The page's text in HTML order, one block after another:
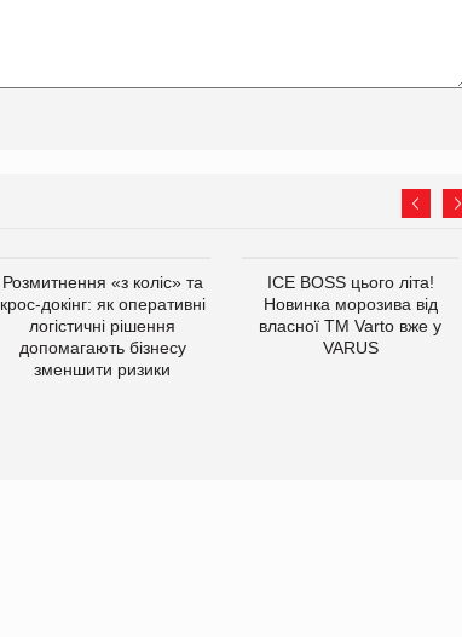
Розмитнення «з коліс» та
крос-докінг: як оперативні
логістичні рішення
допомагають бізнесу
зменшити ризики
ICE BOSS цього літа!
Новинка морозива від
власної ТМ Varto вже у
VARUS